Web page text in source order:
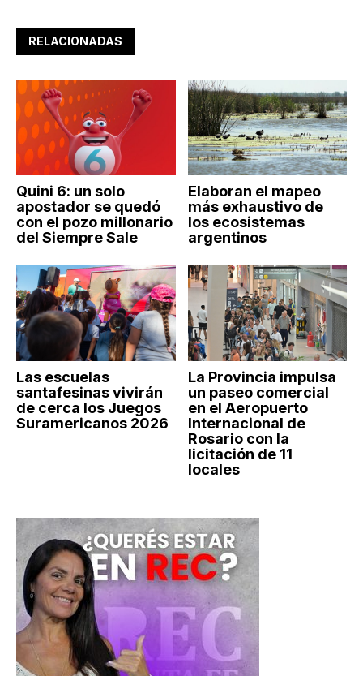
RELACIONADAS
Quini 6: un solo
apostador se quedó
con el pozo millonario
del Siempre Sale
Elaboran el mapeo
más exhaustivo de
los ecosistemas
argentinos
Las escuelas
santafesinas vivirán
de cerca los Juegos
Suramericanos 2026
La Provincia impulsa
un paseo comercial
en el Aeropuerto
Internacional de
Rosario con la
licitación de 11
locales